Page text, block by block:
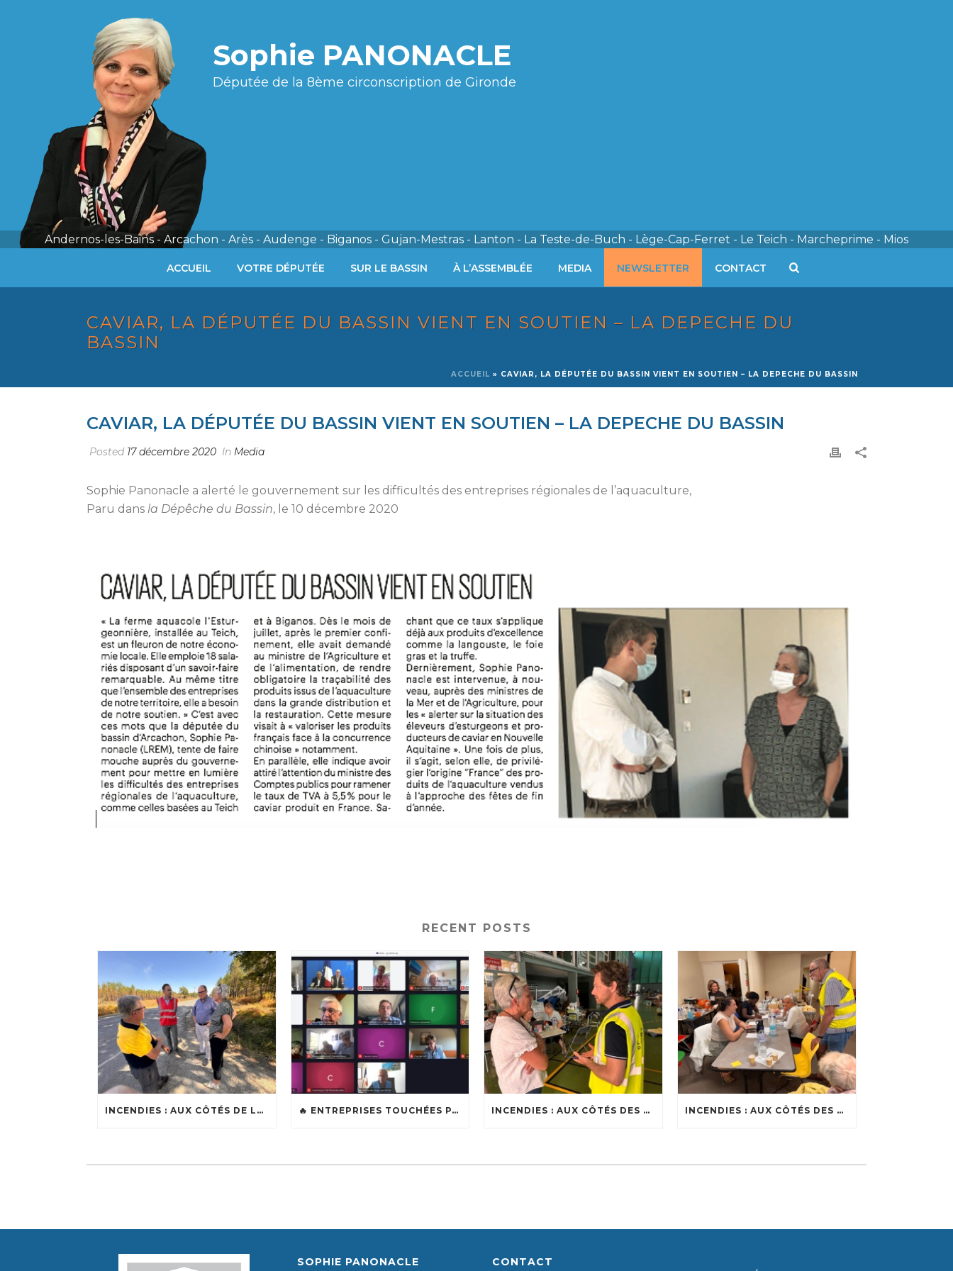
Sophie PANONACLE
Députée de la 8ème circonscription de Gironde
Andernos-les-Bains - Arcachon - Arès - Audenge - Biganos - Gujan-Mestras - Lanton - La Teste-de-Buch - Lège-Cap-Ferret - Le Teich - Marcheprime - Mios
ACCUEIL VOTRE DÉPUTÉE SUR LE BASSIN À L’ASSEMBLÉE MEDIA NEWSLETTER CONTACT
CAVIAR, LA DÉPUTÉE DU BASSIN VIENT EN SOUTIEN – LA DEPECHE DU
BASSIN
ACCUEIL » CAVIAR, LA DÉPUTÉE DU BASSIN VIENT EN SOUTIEN – LA DEPECHE DU BASSIN
CAVIAR, LA DÉPUTÉE DU BASSIN VIENT EN SOUTIEN – LA DEPECHE DU BASSIN
Posted 17 décembre 2020 In Media
Sophie Panonacle a alerté le gouvernement sur les difficultés des entreprises régionales de l’aquaculture,
Paru dans la Dépêche du Bassin, le 10 décembre 2020
RECENT POSTS
INCENDIES : AUX CÔTÉS DE LOÏC BALLONGUE, MAIRE DE LANTON 🔥 ENTREPRISES TOUCHÉES PAR LES INCENDIES : LES DISPOSITIFS D’ACCOMPAGNEMENT MIS EN PLACE AFIN DE SOUTENIR LES ENTREPRISES ET LES TRAVAILLEURS INDÉPENDANTS IMPACTÉS SUR LE BASSIN D’ARCACHON INCENDIES : AUX CÔTÉS DES SOIGNANTS INCENDIES : AUX CÔTÉS DES ÉVACUÉS DANS LES CENTRES D’ACCUEIL DU BASSIN
SOPHIE PANONACLE CONTACT